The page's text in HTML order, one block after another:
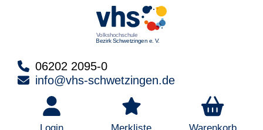
06202 2095-0
info@vhs-schwetzingen.de
Warenkorb